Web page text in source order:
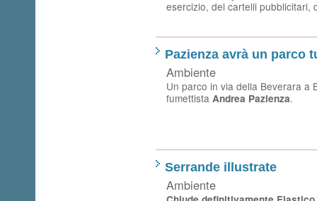
esercizio, dei cartelli pubblicitari,
Pazienza avrà un parco
Ambiente
Un parco in via della Beverara a
fumettista Andrea Pazienza.
Serrande illustrate
Ambiente